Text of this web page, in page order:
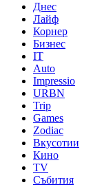
Днес
Лайф
Корнер
Бизнес
IT
Auto
Impressio
URBN
Trip
Games
Zodiac
Вкусотии
Кино
TV
Събития